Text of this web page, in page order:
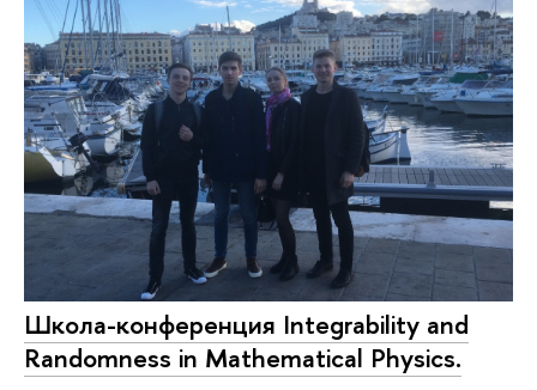
Школа-конференция Integrability and
Randomness in Mathematical Physics.